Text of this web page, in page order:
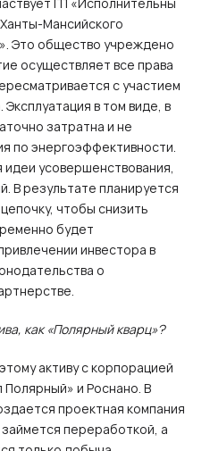
Мансийского
Это общество учреждено
осуществляет все права
с участием
в том виде, в
затратна и не
по энергоэффективности.
усовершенствования,
В результате планируется
чтобы снизить
будет
инвестора в
о
как «Полярный кварц»?
активу с корпорацией
и Роснано. В
проектная компания
переработкой, а